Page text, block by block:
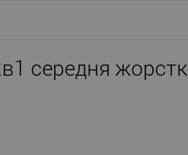
середня